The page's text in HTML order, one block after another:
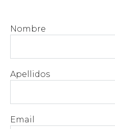
Nombre
Apellidos
Email